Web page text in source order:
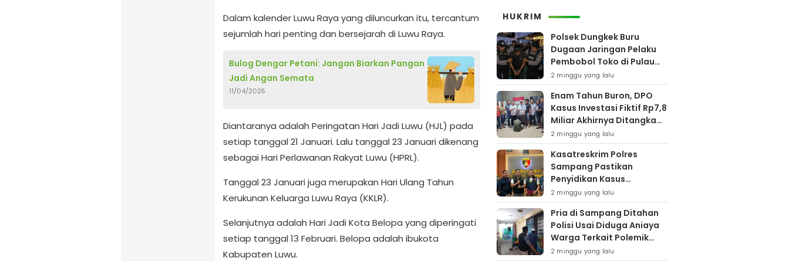
Dalam kalender Luwu Raya yang diluncurkan itu, tercantum
sejumlah hari penting dan bersejarah di Luwu Raya.
Bulog Dengar Petani: Jangan Biarkan Pangan
Jadi Angan Semata
11/04/2025
Diantaranya adalah Peringatan Hari Jadi Luwu (HJL) pada
setiap tanggal 21 Januari. Lalu tanggal 23 Januari dikenang
sebagai Hari Perlawanan Rakyat Luwu (HPRL).
Tanggal 23 Januari juga merupakan Hari Ulang Tahun
Kerukunan Keluarga Luwu Raya (KKLR).
Selanjutnya adalah Hari Jadi Kota Belopa yang diperingati
setiap tanggal 13 Februari. Belopa adalah ibukota
Kabupaten Luwu.
HUKRIM
Polsek Dungkek Buru
Dugaan Jaringan Pelaku
Pembobol Toko di Pulau
Gili Iyang
2 minggu yang lalu
Enam Tahun Buron, DPO
Kasus Investasi Fiktif Rp7,8
Miliar Akhirnya Ditangkap
Polres Pamekasan
2 minggu yang lalu
Kasatreskrim Polres
Sampang Pastikan
Penyidikan Kasus
Rudapaksa Anak Berjalan
Sesuai Fakta Hukum
2 minggu yang lalu
Pria di Sampang Ditahan
Polisi Usai Diduga Aniaya
Warga Terkait Polemik
Bansos
2 minggu yang lalu